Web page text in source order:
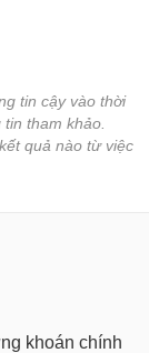
tin cậy vào thời
tham khảo.
quả nào từ việc
khoán chính